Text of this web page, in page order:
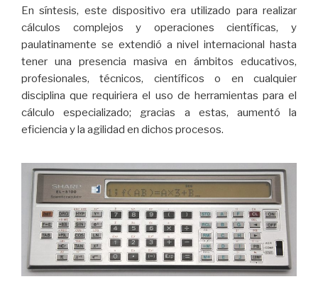
En síntesis, este dispositivo era utilizado para realizar
cálculos complejos y operaciones científicas, y
paulatinamente se extendió a nivel internacional hasta
tener una presencia masiva en ámbitos educativos,
profesionales, técnicos, científicos o en cualquier
disciplina que requiriera el uso de herramientas para el
cálculo especializado; gracias a estas, aumentó la
eficiencia y la agilidad en dichos procesos.